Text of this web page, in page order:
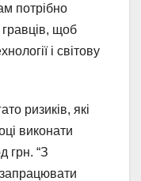
потрібно
гравців, щоб
і світову
ризиків, які
виконати
грн. “З